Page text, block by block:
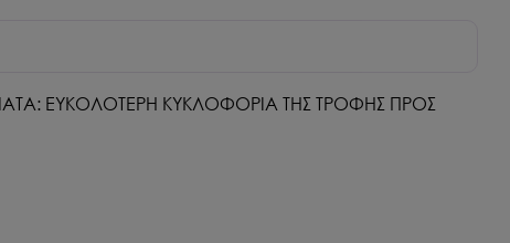
ΕΥΚΟΛΟΤΕΡΗ ΚΥΚΛΟΦΟΡΙΑ ΤΗΣ ΤΡΟΦΗΣ ΠΡΟΣ